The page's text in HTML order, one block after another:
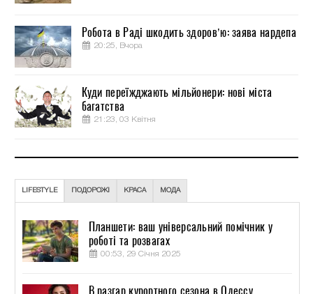
Робота в Раді шкодить здоров’ю: заява нардепа
20:25, Вчора
Куди переїжджають мільйонери: нові міста
багатства
21:23, 03 Квітня
LIFESTYLE ПОДОРОЖІ КРАСА МОДА
Планшети: ваш універсальний помічник у
роботі та розвагах
00:53, 29 Січня 2025
В разгар курортного сезона в Одессу